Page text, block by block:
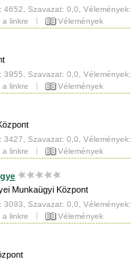
4652, Szavazat: 0,0,
a linkre Vélemények
3955, Szavazat: 0,0,
a linkre Vélemények
3427, Szavazat: 0,0,
a linkre Vélemények
Munkaügyi Központ
3093, Szavazat: 0,0,
a linkre Vélemények